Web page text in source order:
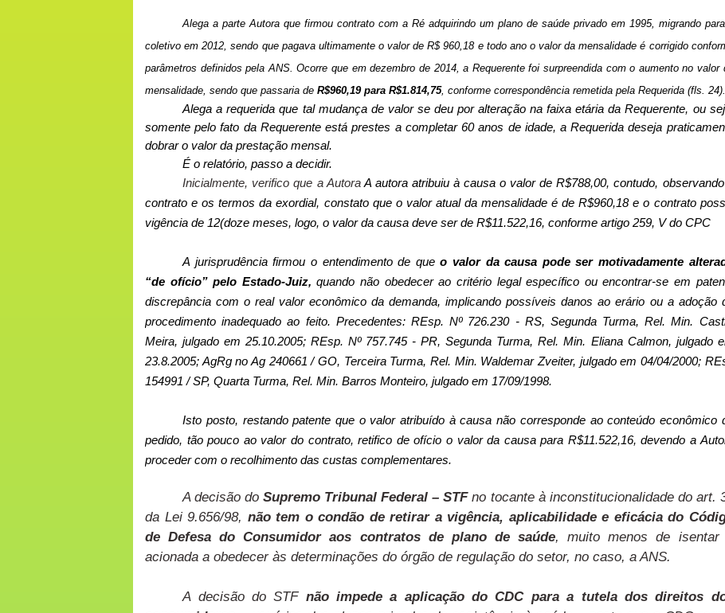
Alega a parte Autora que firmou contrato com a Ré adquirindo um plano de saúde privado em 1995, migrando
coletivo em 2012, sendo que pagava ultimamente o valor de R$ 960,18 e todo ano o valor da mensalidade é corrigido
parâmetros definidos pela ANS. Ocorre que em dezembro de 2014, a Requerente foi surpreendida com o aumento no valor
mensalidade, sendo que passaria de R$960,19 para R$1.814,75, conforme correspondência remetida pela Requerida (fls. 24).
Alega a requerida que tal mudança de valor se deu por alteração na faixa etária da Requerente, ou
somente pelo fato da Requerente está prestes a completar 60 anos de idade, a Requerida deseja
dobrar o valor da prestação mensal.
É o relatório, passo a decidir.
Inicialmente, verifico que a Autora A autora atribuiu à causa o valor de R$788,00, contudo,
contrato e os termos da exordial, constato que o valor atual da mensalidade é de R$960,18 e o contrato
vigência de 12(doze meses, logo, o valor da causa deve ser de R$11.522,16, conforme artigo 259, V do CPC
A jurisprudência firmou o entendimento de queo valor da causa pode ser motivadamente
“de ofício” pelo Estado-Juiz, quando não obedecer ao critério legal específico ou encontrar-se em
discrepância com o real valor econômico da demanda, implicando possíveis danos ao erário ou a adoção
procedimento inadequado ao feito. Precedentes: REsp. Nº 726.230 - RS, Segunda Turma, Rel. Min.
Meira, julgado em 25.10.2005; REsp. Nº 757.745 - PR, Segunda Turma, Rel. Min. Eliana Calmon, julgado
23.8.2005; AgRg no Ag 240661 / GO, Terceira Turma, Rel. Min. Waldemar Zveiter, julgado em 04/04/2000;
154991 / SP, Quarta Turma, Rel. Min. Barros Monteiro, julgado em 17/09/1998.
Isto posto, restando patente que o valor atribuído à causa não corresponde ao conteúdo econômico
pedido, tão pouco ao valor do contrato, retifico de ofício o valor da causa para R$11.522,16, devendo a
proceder com o recolhimento das custas complementares.
A decisão doSupremo Tribunal Federal – STFno tocante à inconstitucionalidade do art.
da Lei 9.656/98, não tem o condão de retirar a vigência, aplicabilidade e eficácia do
de Defesa do Consumidor aos contratos de plano de saúde, muito menos de isentar
acionada a obedecer às determinações do órgão de regulação do setor, no caso, a ANS.
A decisão do STF não impede a aplicação do CDC para a tutela dos direitos